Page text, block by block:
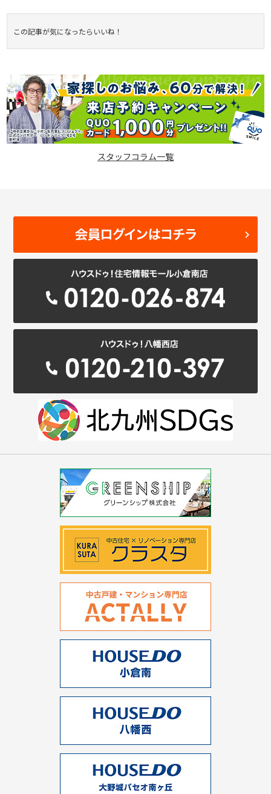
この記事が気になったらいいね！
スタッフコラム一覧